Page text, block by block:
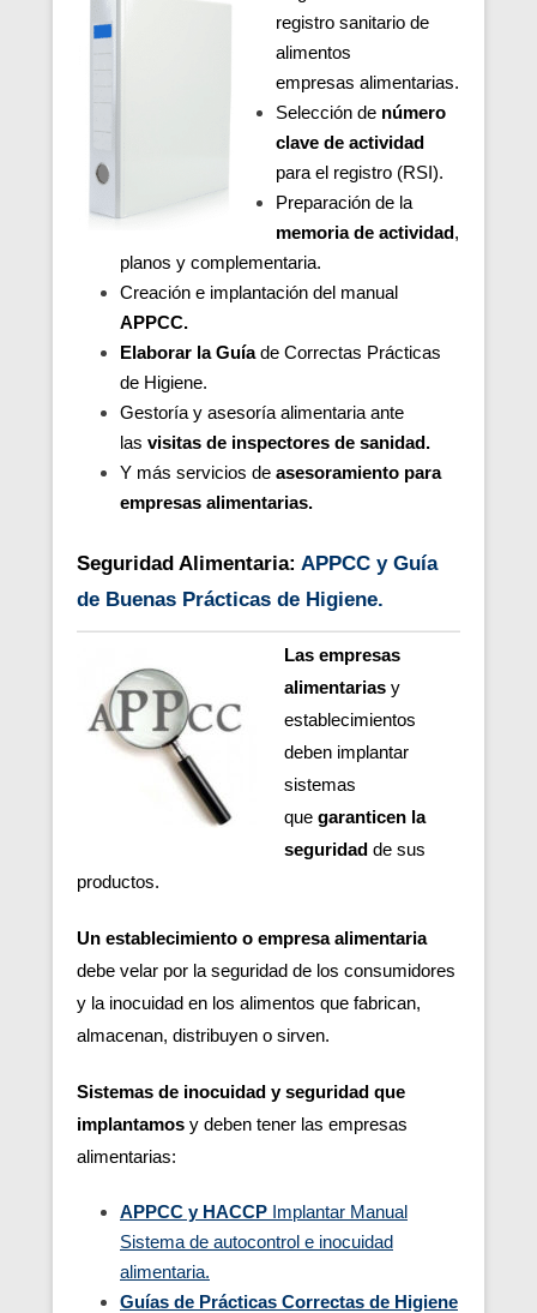
registro sanitario de
alimentos
empresas alimentarias.
Selección de número
clave de actividad
para el registro (RSI).
Preparación de la
memoria de actividad,
planos y complementaria.
Creación e implantación del manual
APPCC.
Elaborar la Guíade Correctas Prácticas
de Higiene.
Gestoría y asesoría alimentaria ante
las visitas de inspectores de sanidad.
Y más servicios de asesoramiento para
empresas alimentarias.
Seguridad Alimentaria: APPCC y Guía
de Buenas Prácticas de Higiene.
Las empresas
alimentariasy
establecimientos
deben implantar
sistemas
que garanticen la
seguridad de sus
productos.
Un establecimiento o empresa alimentaria
debe velar por la seguridad de los consumidores
y la inocuidad en los alimentos que fabrican,
almacenan, distribuyen o sirven.
Sistemas de inocuidad y seguridad que
implantamos y deben tener las empresas
alimentarias:
APPCC y HACCP Implantar Manual
Sistema de autocontrol e inocuidad
alimentaria.
Guías de Prácticas Correctas de Higiene